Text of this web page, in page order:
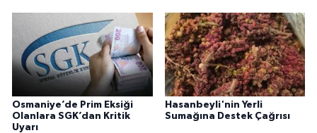
Osmaniye’de Prim Eksiği
Olanlara SGK’dan Kritik
Uyarı
Hasanbeyli'nin Yerli
Sumağına Destek Çağrısı